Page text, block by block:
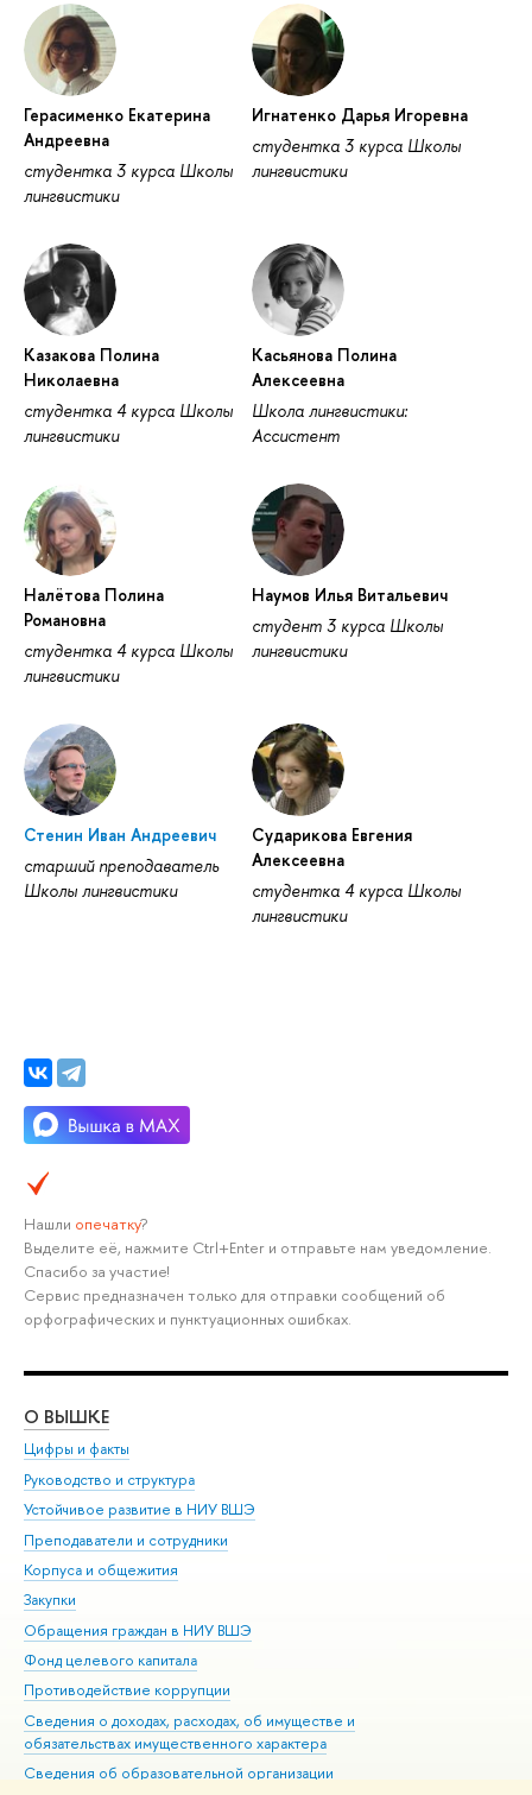
Герасименко Екатерина
Андреевна
студентка 3 курса Школы
лингвистики
Игнатенко Дарья Игоревна
студентка 3 курса Школы
лингвистики
Казакова Полина
Николаевна
студентка 4 курса Школы
лингвистики
Касьянова Полина
Алексеевна
Школа лингвистики:
Ассистент
Налётова Полина
Романовна
студентка 4 курса Школы
лингвистики
Наумов Илья Витальевич
студент 3 курса Школы
лингвистики
Стенин Иван Андреевич
старший преподаватель
Школы лингвистики
Сударикова Евгения
Алексеевна
студентка 4 курса Школы
лингвистики
Нашли опечатку?
Выделите её, нажмите Ctrl+Enter и отправьте нам уведомление.
Спасибо за участие!
Сервис предназначен только для отправки сообщений об
орфографических и пунктуационных ошибках.
О ВЫШКЕ
Цифры и факты
Руководство и структура
Устойчивое развитие в НИУ ВШЭ
Преподаватели и сотрудники
Корпуса и общежития
Закупки
Обращения граждан в НИУ ВШЭ
Фонд целевого капитала
Противодействие коррупции
Сведения о доходах, расходах, об имуществе и
обязательствах имущественного характера
Сведения об образовательной организации